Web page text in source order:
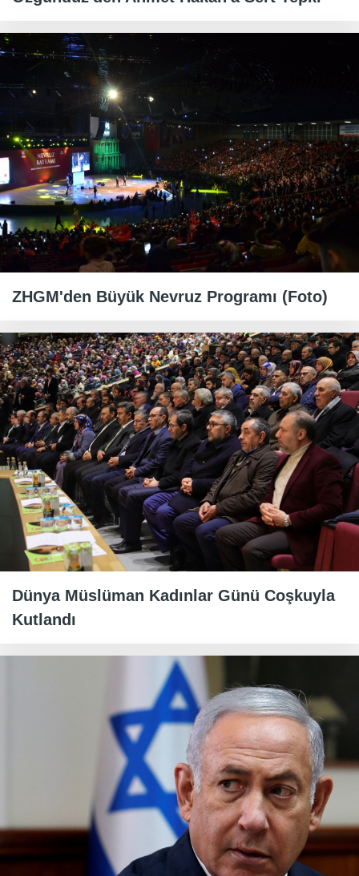
ZHGM'den Büyük Nevruz Programı (Foto)
Dünya Müslüman Kadınlar Günü Coşkuyla
Kutlandı